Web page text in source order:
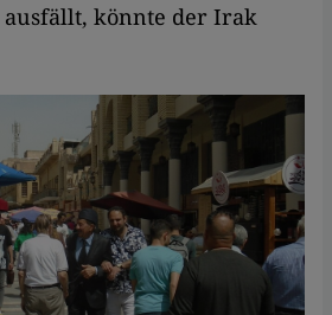
könnte der Irak